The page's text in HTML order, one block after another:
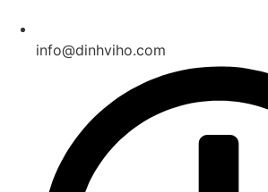
info@dinhviho.com